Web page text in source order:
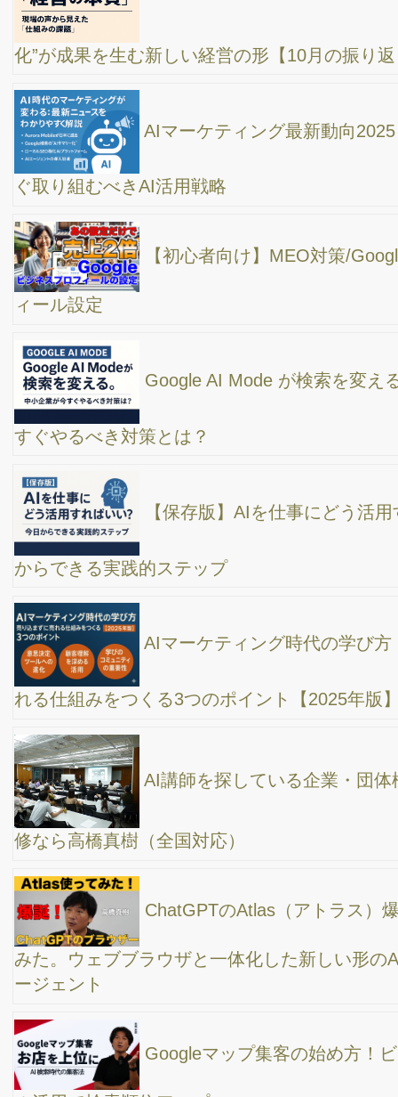
儲かる集客から営業までの流れ、FFMBマーケテ
ィングファネルについて解説！
ホームページ集客のご質問に回答します！LPしか
ないのですが、グーグル広告の予算は？、集客に効果的なSNSに
ついて
YouTube動画編集ソフトをフィモーラへ完全移
行！アイムービーとFINAL CUT Proとの比較、凄いと思う６つの
ポイント
【ご相談】SNS集客を始めたいのですがどうすれ
【初心者でも出来る６つのホームページ集客方
法！】SNS、ビジネスプロフィール、SEO対策、メルマガ、メー
ルマーケティング、広告
「チャットGPT」×「ラッコキーワード」で、ブ
ログやYouTubのネタ出しタイトル案出しが楽勝！これは凄い！
反応が取れる、効果的なホームページの構成。９
YouTubeを効率良くやる為の６つのポイント！セ
ミナーを終えて改めて感じた事/パソコン、カメラなど機材、ガジ
ェット、動画編集やサムネイル作成、動画編集ソフト、アプリ、
【起業のアイディア】一体何を売れば良いの
か？ 商品やサービスの作り方考え方
７月〜8月の気になるSNS、AI、SEO最新ニュー
ス！
グーグル、日本でもついに、生成AIを実装した
「SGE」の検索エンジンをスタートしたぞ。
約1年ぶりに、ビジネス系チャンネル（高橋真樹